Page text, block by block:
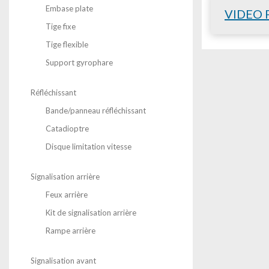
Embase plate
Tige fixe
Tige flexible
Support gyrophare
Réfléchissant
Bande/panneau réfléchissant
Catadioptre
Disque limitation vitesse
Signalisation arrière
Feux arrière
Kit de signalisation arrière
Rampe arrière
Signalisation avant
VIDEO